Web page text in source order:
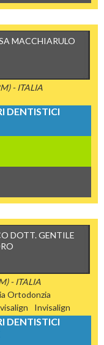
MACCHIARULO
- ITALIA
DENTISTICI
DOTT. GENTILE
- ITALIA
Ortodonzia
Invisalign
DENTISTICI